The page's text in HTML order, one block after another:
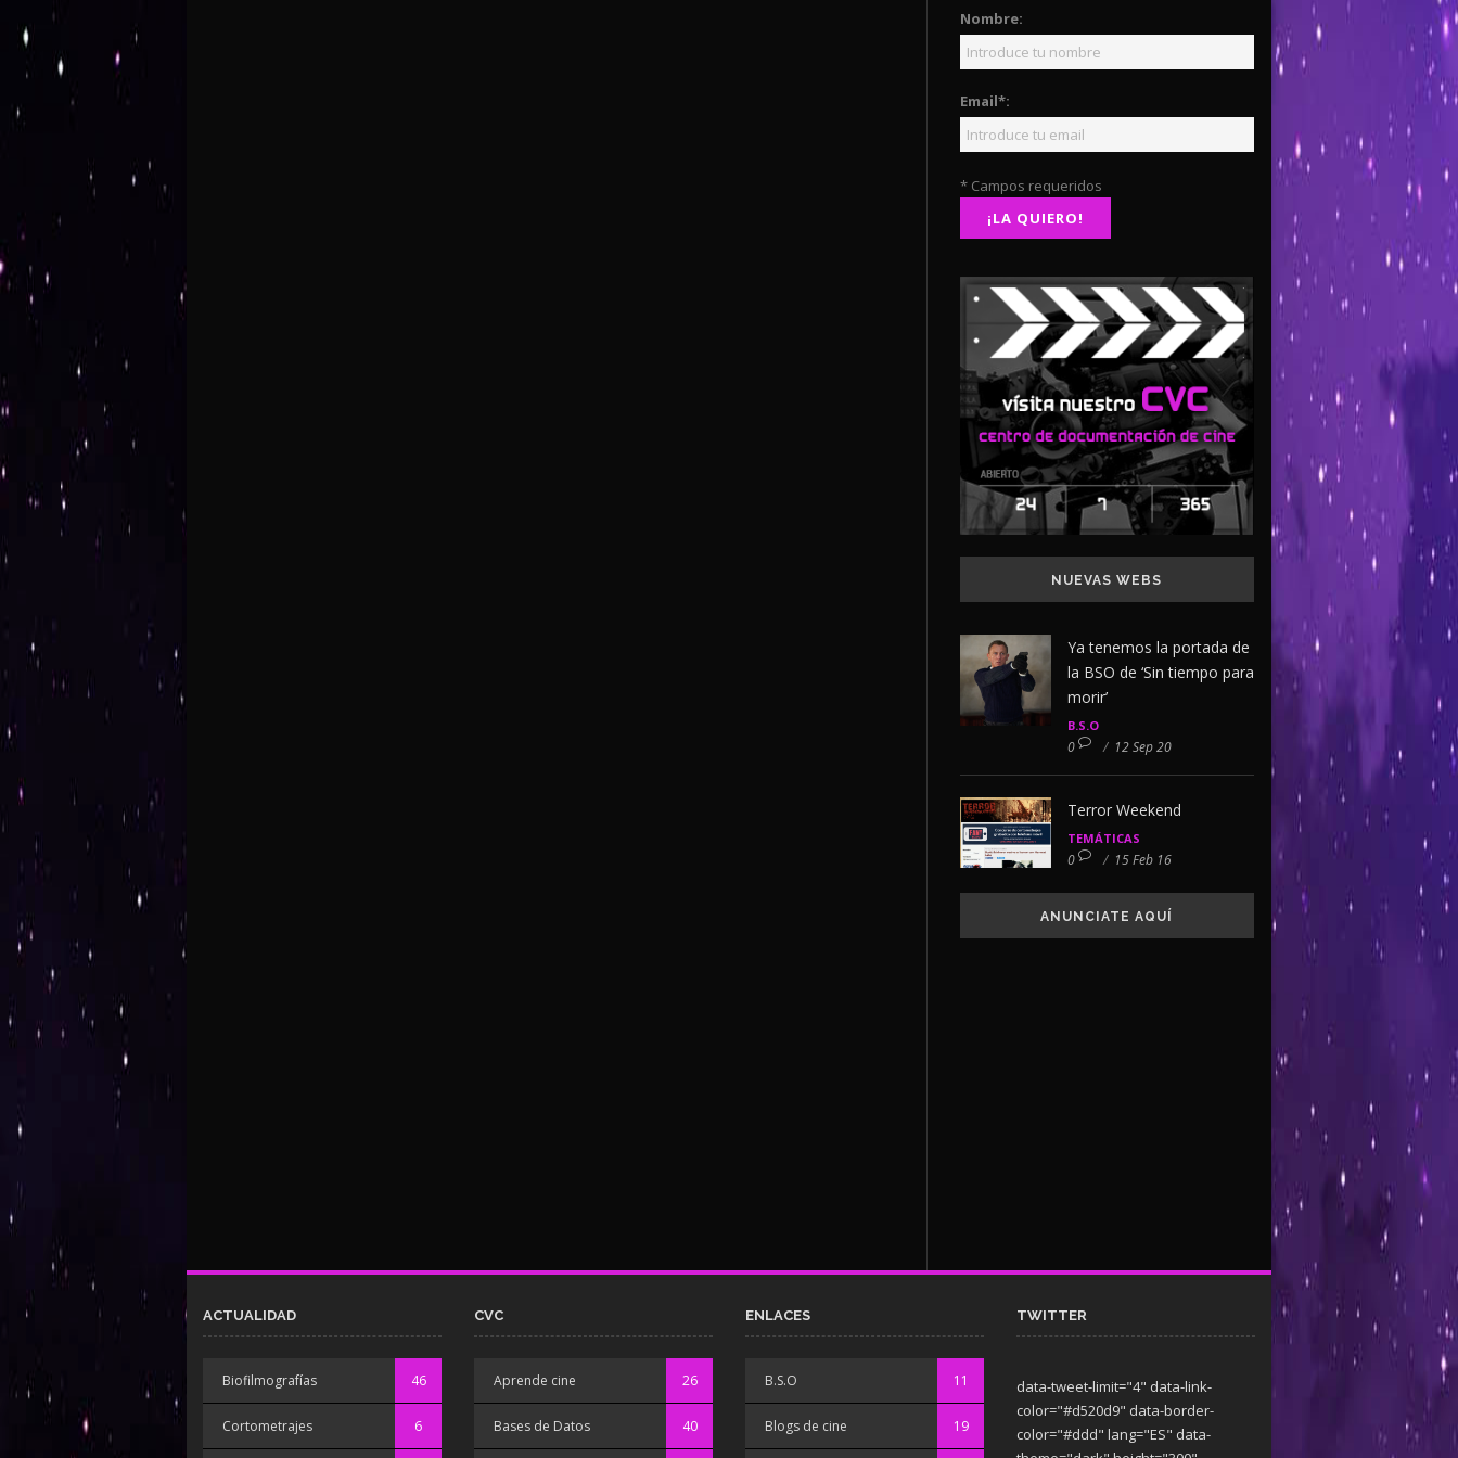
Nombre:
Email*:
* Campos requeridos
NUEVAS WEBS
Ya tenemos la portada de
la BSO de ‘Sin tiempo para
morir’
B.S.O
0 / 12 Sep 20
Terror Weekend
TEMÁTICAS
0 / 15 Feb 16
ANUNCIATE AQUÍ
ACTUALIDAD
Biofilmografías 46
Cortometrajes 6
CVC
Aprende cine 26
Bases de Datos 40
ENLACES
B.S.O 11
Blogs de cine 19
TWITTER
data-tweet-limit="4" data-link-
color="#d520d9" data-border-
color="#ddd" lang="ES" data-